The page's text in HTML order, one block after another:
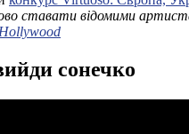
ставати відомими
сонечко